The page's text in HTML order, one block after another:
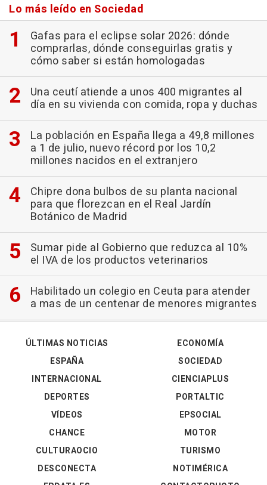
Lo más leído en Sociedad
Gafas para el eclipse solar 2026: dónde
comprarlas, dónde conseguirlas gratis y
cómo saber si están homologadas
Una ceutí atiende a unos 400 migrantes al
día en su vivienda con comida, ropa y duchas
La población en España llega a 49,8 millones
a 1 de julio, nuevo récord por los 10,2
millones nacidos en el extranjero
Chipre dona bulbos de su planta nacional
para que florezcan en el Real Jardín
Botánico de Madrid
Sumar pide al Gobierno que reduzca al 10%
el IVA de los productos veterinarios
Habilitado un colegio en Ceuta para atender
a mas de un centenar de menores migrantes
ÚLTIMAS NOTICIAS
ESPAÑA
INTERNACIONAL
DEPORTES
VÍDEOS
ECONOMÍA
SOCIEDAD
CIENCIAPLUS
PORTALTIC
EPSOCIAL
CHANCE
CULTURAOCIO
DESCONECTA
MOTOR
TURISMO
NOTIMÉRICA